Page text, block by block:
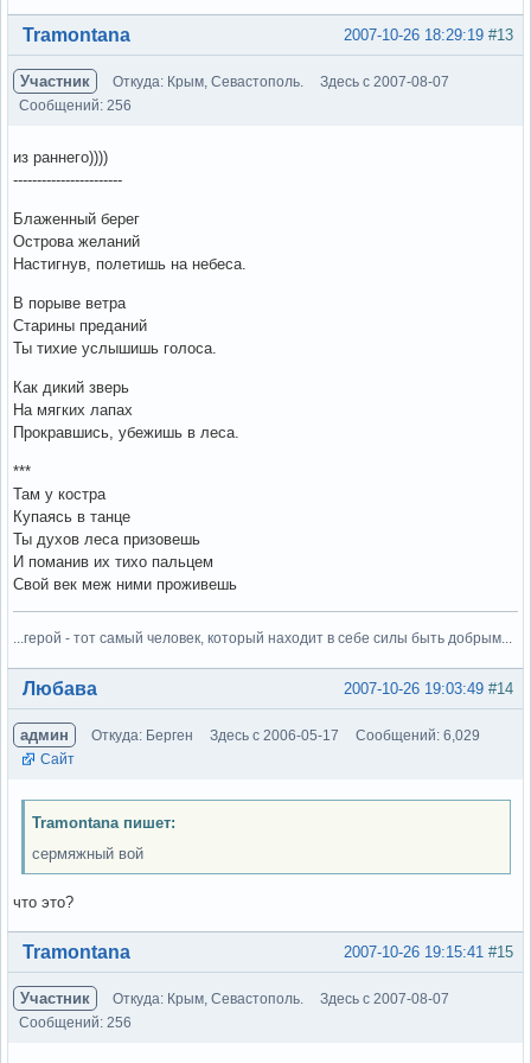
Вне форума #13
2007-10-26 18:29:19
Tramontana
Участник Откуда: Крым, Севастополь.
Здесь с 2007-08-07
Сообщений: 256
из раннего))))
-----------------------
Блаженный берег
Острова желаний
Настигнув, полетишь на небеса.
В порыве ветра
Старины преданий
Ты тихие услышишь голоса.
Как дикий зверь
На мягких лапах
Прокравшись, убежишь в леса.
***
Там у костра
Купаясь в танце
Ты духов леса призовешь
И поманив их тихо пальцем
Свой век меж ними проживешь
...герой - тот самый человек, который находит в себе силы быть добрым...
Вне форума #14
2007-10-26 19:03:49
Любава
админ Откуда: Берген Здесь с 2006-05-17
Сообщений: 6,029
Сайт
Tramontana пишет:
сермяжный вой
что это?
Вне форума #15
2007-10-26 19:15:41
Tramontana
Участник Откуда: Крым, Севастополь.
Здесь с 2007-08-07
Сообщений: 256